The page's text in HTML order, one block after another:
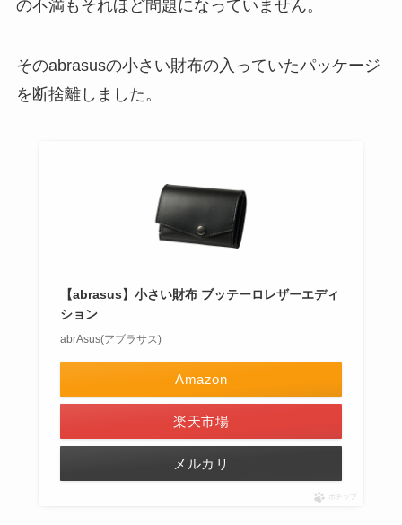
の不満もそれほど問題になっていません。
そのabrasusの小さい財布の入っていたパッケージ
を断捨離しました。
【abrasus】小さい財布 ブッテーロレザーエディ
ション
abrAsus(アブラサス)
Amazon
楽天市場
メルカリ
ポチップ